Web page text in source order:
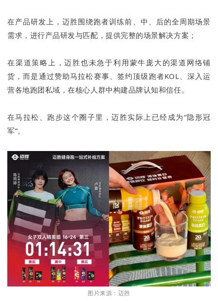
在产品研发上，迈胜围绕跑者训练前、中、后的全周期场景
需求，进行产品研发与匹配，提供完整的场景解决方案；
在渠道策略上，迈胜也未急于利用蒙牛庞大的渠道网络铺
货，而是通过赞助马拉松赛事、签约顶级跑者KOL、深入运
营各地跑团私域，在核心人群中构建品牌认知和信任。
在马拉松、跑步这个圈子里，迈胜实际上已经成为“隐形冠
军”。
图片来源：迈胜